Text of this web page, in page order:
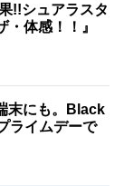
!!シュアラスタ
体感！！』
末にも。Black
ライムデーで